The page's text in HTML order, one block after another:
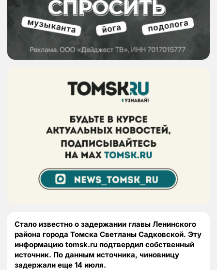
Стало известно о задержании главы Ленинского
района города Томска Светланы Садковской. Эту
информацию tomsk.ru подтвердил собственный
источник. По данным источника, чиновницу
задержали еще 14 июля.